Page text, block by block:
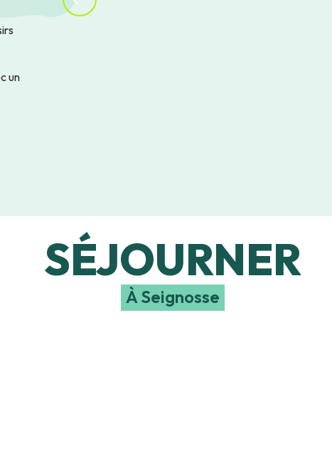
un
SÉJOURNER
À Seignosse